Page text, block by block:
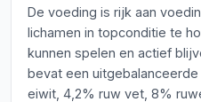
De voeding is rijk aan
lichamen in topconditie te
kunnen spelen en actief
bevat een
eiwit, 4,2% ruw vet, 8%